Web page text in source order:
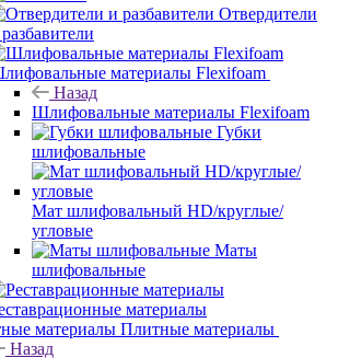
Отвердители
материалы Flexifoam
Назад
Шлифовальные материалы Flexifoam
Губки
шлифовальные
Мат шлифовальный HD/круглые/
угловые
Маты
шлифовальные
материалы
Плитные материалы
Назад